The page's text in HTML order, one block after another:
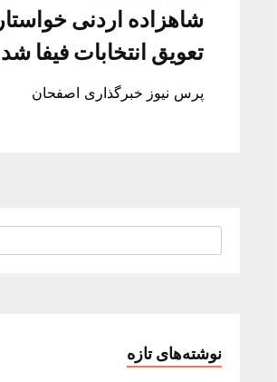
شاهزاده اردنی خواستار
تعویق انتخابات فیفا شد
پرس نیوز خبرگذاری اصفحان
نوشته‌های تازه